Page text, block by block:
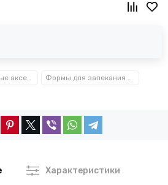
Посуда, кухонные аксессуары и принадлежности TM Kamille TM Ofenbach Формы для запекания и выпечки металлические Kamille™ Ofenbach™
Характеристики